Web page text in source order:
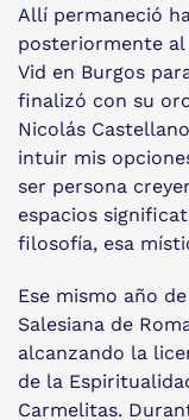
Allí permaneció
posteriormente al
Vid en Burgos
finalizó con su
Nicolás
intuir mis
ser persona
espacios
filosofía, esa
Ese mismo año
Salesiana de
alcanzando la
de la
Carmelitas.